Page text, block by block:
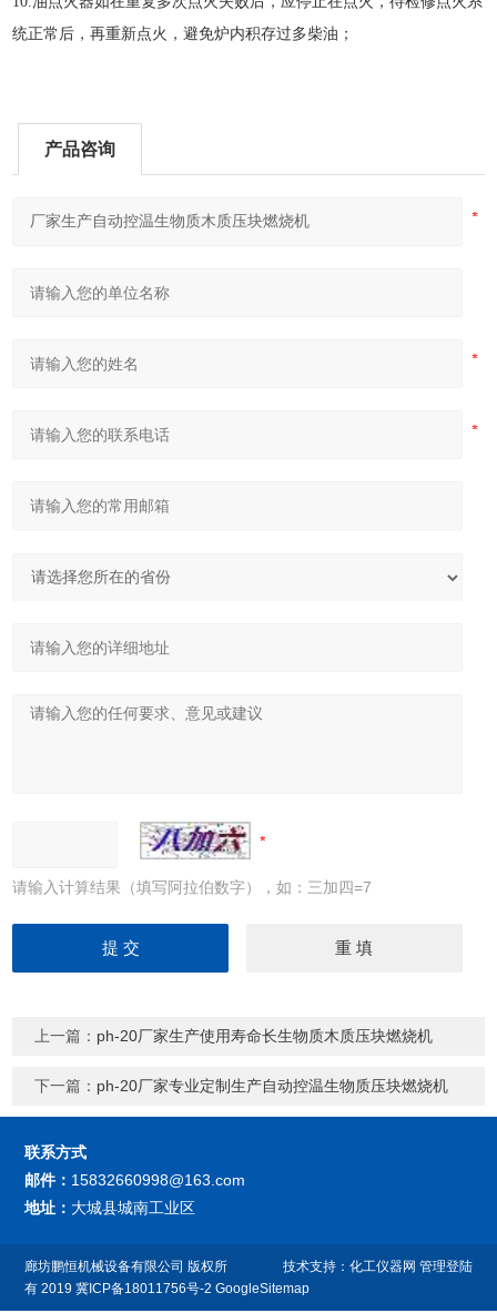
统正常后，再重新点火，避免炉内积存过多柴油；
产品咨询
请输入计算结果（填写阿拉伯数字），如：三加四=7
上一篇： ph-20厂家生产使用寿命长生物质木质压块燃烧机
下一篇： ph-20厂家专业定制生产自动控温生物质压块燃烧机
联系方式
邮件： 15832660998@163.com
地址： 大城县城南工业区
技术支持： 化工仪器网 管理登陆
廊坊鹏恒机械设备有限公司 版权所
有 2019冀ICP备18011756号-2 GoogleSitemap